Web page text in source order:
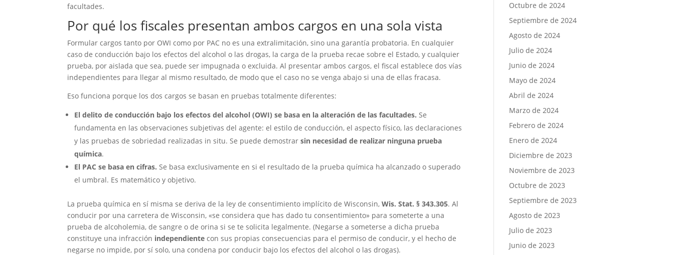
facultades.
Por qué los fiscales presentan ambos cargos en una sola vista
Formular cargos tanto por OWI como por PAC no es una extralimitación, sino una garantía probatoria. En cualquier
caso de conducción bajo los efectos del alcohol o las drogas, la carga de la prueba recae sobre el Estado, y cualquier
prueba, por aislada que sea, puede ser impugnada o excluida. Al presentar ambos cargos, el fiscal establece dos vías
independientes para llegar al mismo resultado, de modo que el caso no se venga abajo si una de ellas fracasa.
Eso funciona porque los dos cargos se basan en pruebas totalmente diferentes:
El delito de conducción bajo los efectos del alcohol (OWI) se basa en la alteración de las facultades. Se
fundamenta en las observaciones subjetivas del agente: el estilo de conducción, el aspecto físico, las declaraciones
y las pruebas de sobriedad realizadas in situ. Se puede demostrarsin necesidad de realizar ninguna prueba
química.
El PAC se basa en cifras. Se basa exclusivamente en si el resultado de la prueba química ha alcanzado o superado
el umbral. Es matemático y objetivo.
La prueba química en sí misma se deriva de la ley de consentimiento implícito de Wisconsin,Wis. Stat. § 343.305. Al
conducir por una carretera de Wisconsin, «se considera que has dado tu consentimiento» para someterte a una
prueba de alcoholemia, de sangre o de orina si se te solicita legalmente. (Negarse a someterse a dicha prueba
constituye una infracción independiente con sus propias consecuencias para el permiso de conducir, y el hecho de
negarse no impide, por sí solo, una condena por conducir bajo los efectos del alcohol o las drogas).
Octubre de 2024
Septiembre de 2024
Agosto de 2024
Julio de 2024
Junio de 2024
Mayo de 2024
Abril de 2024
Marzo de 2024
Febrero de 2024
Enero de 2024
Diciembre de 2023
Noviembre de 2023
Octubre de 2023
Septiembre de 2023
Agosto de 2023
Julio de 2023
Junio de 2023